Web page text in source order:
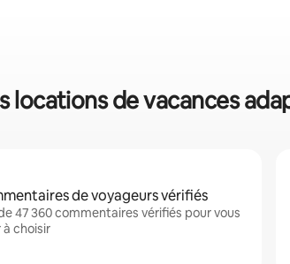
locations de vacances
de voyageurs vérifiés
47 360 commentaires vérifiés pour vous
à choisir